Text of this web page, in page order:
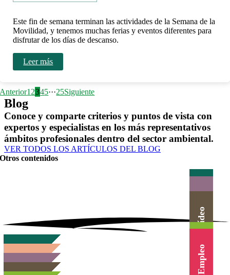
Este fin de semana terminan las actividades de la Semana de la
Movilidad, y tenemos muchas ferias y eventos diferentes para
disfrutar de los días de descanso.
Leer más
Anterior1 2345···25Siguiente
Blog
Conoce y comparte criterios y puntos de vista con
expertos y especialistas en los más representativos
ámbitos profesionales dentro del sector ambiental.
VER TODOS LOS ARTÍCULOS DEL BLOG
Otros contenidos
Actualidad
Agenda
Herramientas
Canal Vídeo
Cursos
Empleo